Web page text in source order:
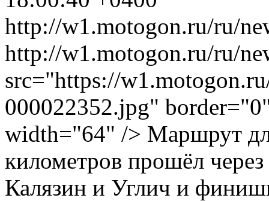
http://w1.motogon.ru/ru/
http://w1.motogon.ru/ru/
src="https://
000022352.jpg"
width="64" /> Маршрут
километров прошёл
Калязин и Углич и